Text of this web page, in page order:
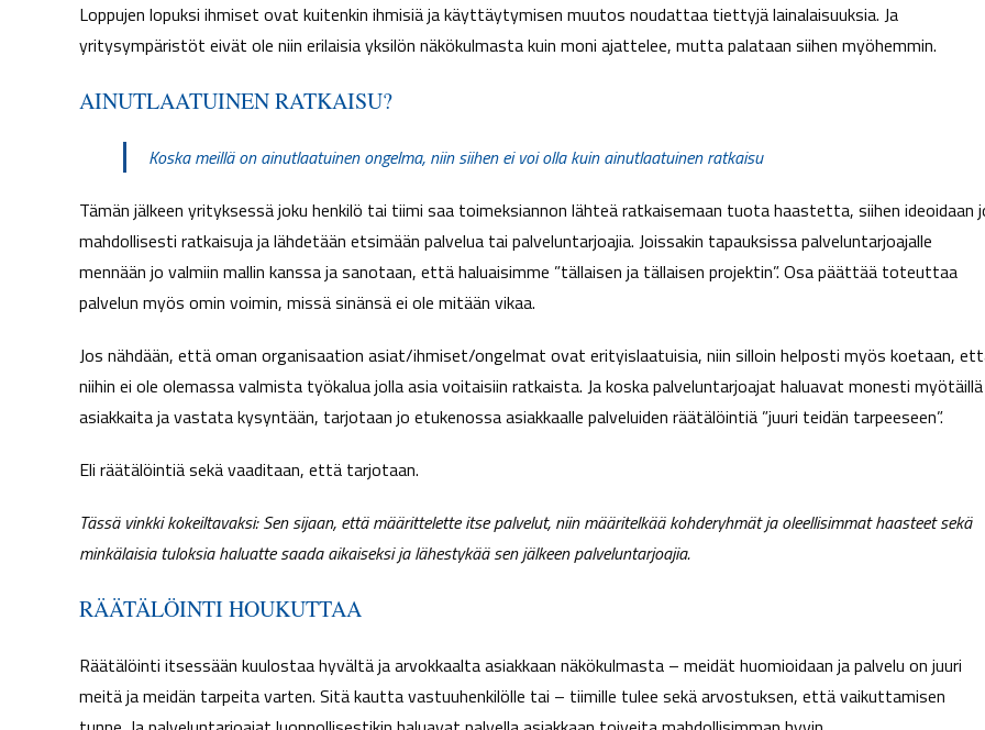
Loppujen lopuksi ihmiset ovat kuitenkin ihmisiä ja käyttäytymisen muutos noudattaa tiettyjä lainalaisuuksia. Ja
yritysympäristöt eivät ole niin erilaisia yksilön näkökulmasta kuin moni ajattelee, mutta palataan siihen myöhemmin.
AINUTLAATUINEN RATKAISU?
Koska meillä on ainutlaatuinen ongelma, niin siihen ei voi olla kuin ainutlaatuinen ratkaisu
Tämän jälkeen yrityksessä joku henkilö tai tiimi saa toimeksiannon lähteä ratkaisemaan tuota haastetta, siihen ideoidaan
mahdollisesti ratkaisuja ja lähdetään etsimään palvelua tai palveluntarjoajia. Joissakin tapauksissa palveluntarjoajalle
mennään jo valmiin mallin kanssa ja sanotaan, että haluaisimme ”tällaisen ja tällaisen projektin”. Osa päättää toteuttaa
palvelun myös omin voimin, missä sinänsä ei ole mitään vikaa.
Jos nähdään, että oman organisaation asiat/ihmiset/ongelmat ovat erityislaatuisia, niin silloin helposti myös koetaan,
niihin ei ole olemassa valmista työkalua jolla asia voitaisiin ratkaista. Ja koska palveluntarjoajat haluavat monesti myötäillä
asiakkaita ja vastata kysyntään, tarjotaan jo etukenossa asiakkaalle palveluiden räätälöintiä ”juuri teidän tarpeeseen”.
Eli räätälöintiä sekä vaaditaan, että tarjotaan.
Tässä vinkki kokeiltavaksi: Sen sijaan, että määrittelette itse palvelut, niin määritelkää kohderyhmät ja oleellisimmat haasteet sekä
minkälaisia tuloksia haluatte saada aikaiseksi ja lähestykää sen jälkeen palveluntarjoajia.
RÄÄTÄLÖINTI HOUKUTTAA
Räätälöinti itsessään kuulostaa hyvältä ja arvokkaalta asiakkaan näkökulmasta – meidät huomioidaan ja palvelu on juuri
meitä ja meidän tarpeita varten. Sitä kautta vastuuhenkilölle tai – tiimille tulee sekä arvostuksen, että vaikuttamisen